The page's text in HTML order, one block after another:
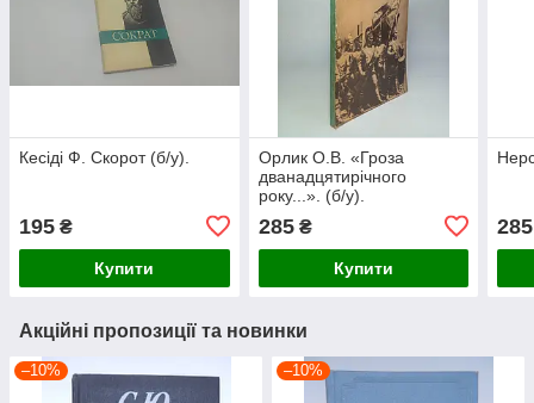
Кесіді Ф. Скорот (б/у).
195 ₴
Купити
Орлик О.В. «Гроза
дванадцятирічного
року...». (б/у).
285₴
Купити
285
Акційні пропозиції та новинки
–10% –10%